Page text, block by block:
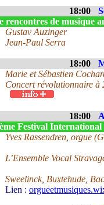
18:00
rencontres de musique
Gustav Auzinger
Jean-Paul Serra
18:00
Marie et Sébastien
Concert révolutionnaire à
18:00
Festival International
Yves Rassendren, orgue
L’Ensemble Vocal
Sweelinck, Buxtehude,
Lien :